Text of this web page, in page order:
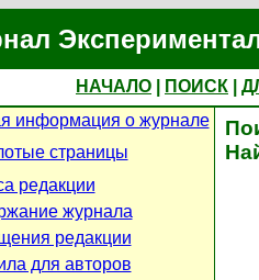
НАЧАЛО ПОИСК
информация о журнале
страницы
редакции
журнала
редакции
для авторов